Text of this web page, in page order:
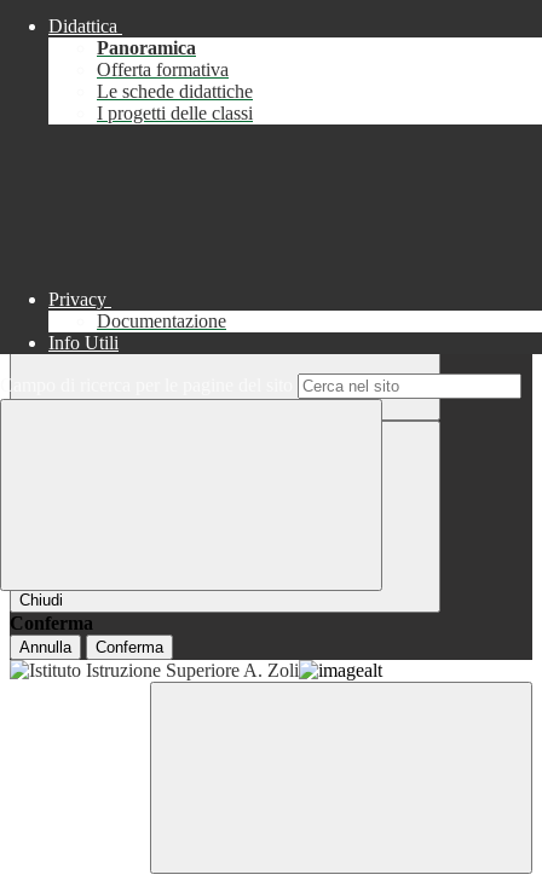
Chiudi
Informazione
Chiudi
Conferma
Annulla Conferma
Didattica
Panoramica
Offerta formativa
Le schede didattiche
I progetti delle classi
Privacy
Documentazione
Info Utili
Campo di ricerca per le pagine del sito